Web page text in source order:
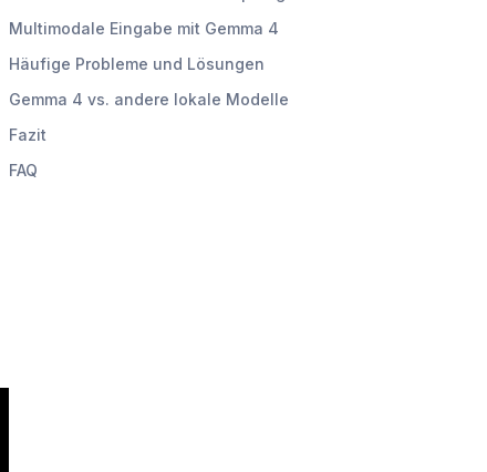
Multimodale Eingabe mit Gemma 4
Häufige Probleme und Lösungen
Gemma 4 vs. andere lokale Modelle
Fazit
FAQ